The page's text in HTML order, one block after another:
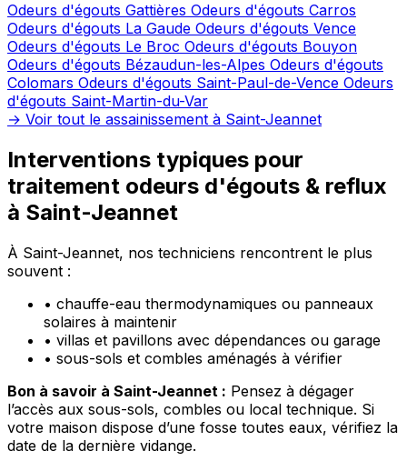
Odeurs d'égouts Gattières Odeurs d'égouts Carros
Odeurs d'égouts La Gaude Odeurs d'égouts Vence
Odeurs d'égouts Le Broc Odeurs d'égouts Bouyon
Odeurs d'égouts Bézaudun-les-Alpes Odeurs d'égouts
Colomars Odeurs d'égouts Saint-Paul-de-Vence Odeurs
d'égouts Saint-Martin-du-Var
→ Voir tout le assainissement à Saint-Jeannet
Interventions typiques pour
traitement odeurs d'égouts & reflux
à Saint-Jeannet
À Saint-Jeannet, nos techniciens rencontrent le plus
souvent :
• chauffe-eau thermodynamiques ou panneaux
solaires à maintenir
• villas et pavillons avec dépendances ou garage
• sous-sols et combles aménagés à vérifier
Bon à savoir à Saint-Jeannet : Pensez à dégager
l’accès aux sous-sols, combles ou local technique. Si
votre maison dispose d’une fosse toutes eaux, vérifiez la
date de la dernière vidange.